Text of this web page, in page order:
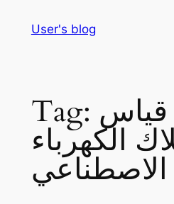
User's blog
Tag: قياس
الكهرباء
الاصطناعي